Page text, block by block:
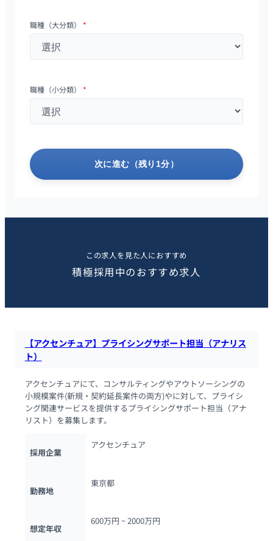
職種（大分類） *
職種（小分類） *
次に進む（残り1分）
この求人を見た人におすすめ
積極採用中のおすすめ求人
【アクセンチュア】プライシングサポート担当（アナリス
ト）
アクセンチュアにて、コンサルティングやアウトソーシングの
小規模案件(新規・契約延長案件の両方)やに対して、プライシ
ング関連サービスを提供するプライシングサポート担当（アナ
リスト）を募集します。
採用企業
アクセンチュア
勤務地
東京都
想定年収
600万円 ~ 2000万円